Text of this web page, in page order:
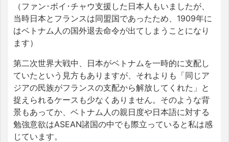
（ファン･ボイ･チャウ支援した日本人もいましたが、
当時日本とフランスは同盟国であったため、1909年に
はベトナム人の国外退去命令が出てしまうことになり
ます）
第二次世界大戦中、日本がベトナムを一時的に支配し
ていたという見方もありますが、それよりも「同じア
ジアの民族がフランスの支配から解放してくれた」と
捉えられるケースも少なくありません。そのような背
景もあってか、ベトナム人の親日度や日本語に対する
勉強意欲はASEAN諸国の中でも際立っていると私は感
じています。